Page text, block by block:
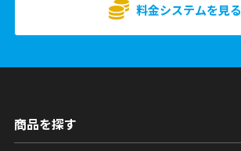
料金システムを見る
商品を探す